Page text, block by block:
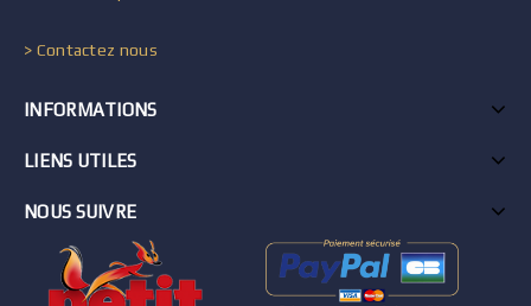
> Contactez nous
INFORMATIONS
LIENS UTILES
NOUS SUIVRE